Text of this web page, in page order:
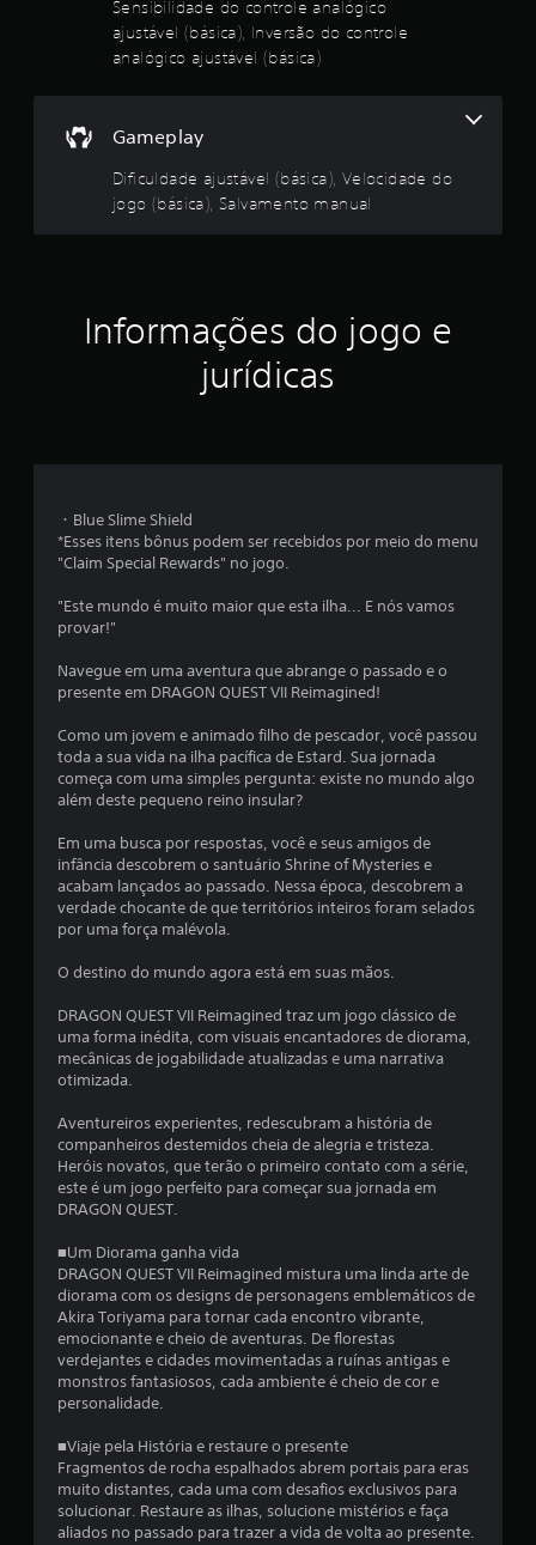
5
4
a
f
c
a
õ
e
Sensibilidade do controle analógico
ajustável (básica), Inversão do controle
analógico ajustável (básica)
s
i
c
S
o
o
i
d
g
a
s
o
ç
s
d
i
n
v
e
s
ã
o
d
o
c
n
t
r
o
e
s
a
n
a
ó
g
i
c
o
s
.
Gameplay
Dificuldade ajustável (básica), Velocidade do
jogo (básica), Salvamento manual
Informações do jogo e
jurídicas
・Blue Slime Shield
*Esses itens bônus podem ser recebidos por meio do menu
"Claim Special Rewards" no jogo.
"Este mundo é muito maior que esta ilha... E nós vamos
provar!"
Navegue em uma aventura que abrange o passado e o
presente em DRAGON QUEST VII Reimagined!
Como um jovem e animado filho de pescador, você passou
toda a sua vida na ilha pacífica de Estard. Sua jornada
começa com uma simples pergunta: existe no mundo algo
além deste pequeno reino insular?
Em uma busca por respostas, você e seus amigos de
infância descobrem o santuário Shrine of Mysteries e
acabam lançados ao passado. Nessa época, descobrem a
verdade chocante de que territórios inteiros foram selados
por uma força malévola.
O destino do mundo agora está em suas mãos.
DRAGON QUEST VII Reimagined traz um jogo clássico de
uma forma inédita, com visuais encantadores de diorama,
mecânicas de jogabilidade atualizadas e uma narrativa
otimizada.
Aventureiros experientes, redescubram a história de
companheiros destemidos cheia de alegria e tristeza.
Heróis novatos, que terão o primeiro contato com a série,
este é um jogo perfeito para começar sua jornada em
DRAGON QUEST.
■Um Diorama ganha vida
DRAGON QUEST VII Reimagined mistura uma linda arte de
diorama com os designs de personagens emblemáticos de
Akira Toriyama para tornar cada encontro vibrante,
emocionante e cheio de aventuras. De florestas
verdejantes e cidades movimentadas a ruínas antigas e
monstros fantasiosos, cada ambiente é cheio de cor e
personalidade.
■Viaje pela História e restaure o presente
Fragmentos de rocha espalhados abrem portais para eras
muito distantes, cada uma com desafios exclusivos para
solucionar. Restaure as ilhas, solucione mistérios e faça
aliados no passado para trazer a vida de volta ao presente.